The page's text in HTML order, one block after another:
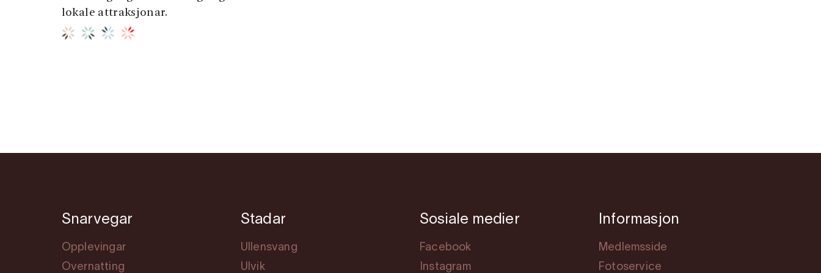
lokale attraksjonar.
Snarvegar
Opplevingar
Overnatting
Stadar
Ullensvang
Ulvik
Sosiale medier
Facebook
Instagram
Informasjon
Medlemsside
Fotoservice